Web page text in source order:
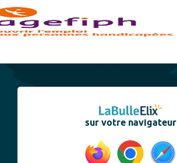
sur votre navigateur